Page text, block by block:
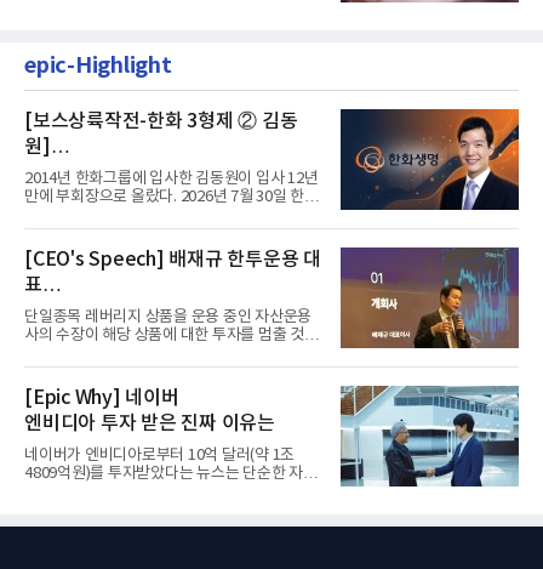
epic-Highlight
[보스상륙작전-한화 3형제 ② 김동
원]
입사 12년 만에 금융계열 수장 등극
2014년 한화그룹에 입사한 김동원이 입사 12년
만에 부회장으로 올랐다. 2026년 7월 30일 한화
[CEO's Speech] 배재규 한투운용 대
표
“개별종목 레버리지 투자 지금이라도
멈춰라”
단일종목 레버리지 상품을 운용 중인 자산운용
사의 수장이 해당 상품에 대한 투자를 멈출 것을
[Epic Why] 네이버
엔비디아 투자 받은 진짜 이유는
네이버가 엔비디아로부터 10억 달러(약 1조
4809억원)를 투자받았다는 뉴스는 단순한 자금